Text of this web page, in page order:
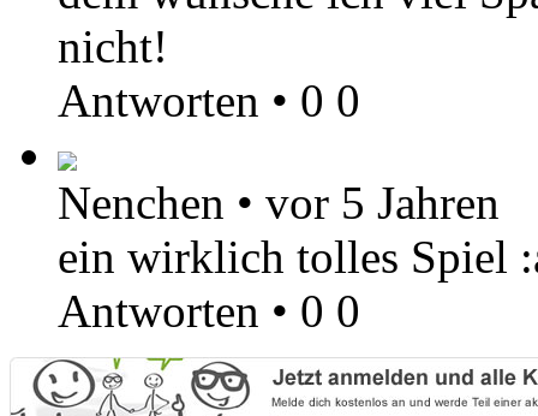
nicht!
Antworten • 0 0
Nenchen • vor 5 Jahren
ein wirklich tolles Spiel
Antworten • 0 0